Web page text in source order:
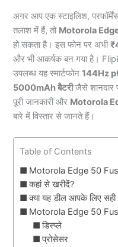
अगर आप एक स्टाइलिश,
तलाश में हैं, तो Motorola
हो सकता है। इस फोन पर अभी
और भी आकर्षक बन गया है।
उपलब्ध यह स्मार्टफोन144Hz
5000mAh बैटरीजैसे शानदार
पूरी जानकारी और Motorola
बारे में विस्तार से जानते हैं।
Table of Contents
Motorola Edge 50
कहां से खरीदें?
क्या यह डील आपके लिए सही
Motorola Edge 50
डिस्प्ले
प्रोसेसर